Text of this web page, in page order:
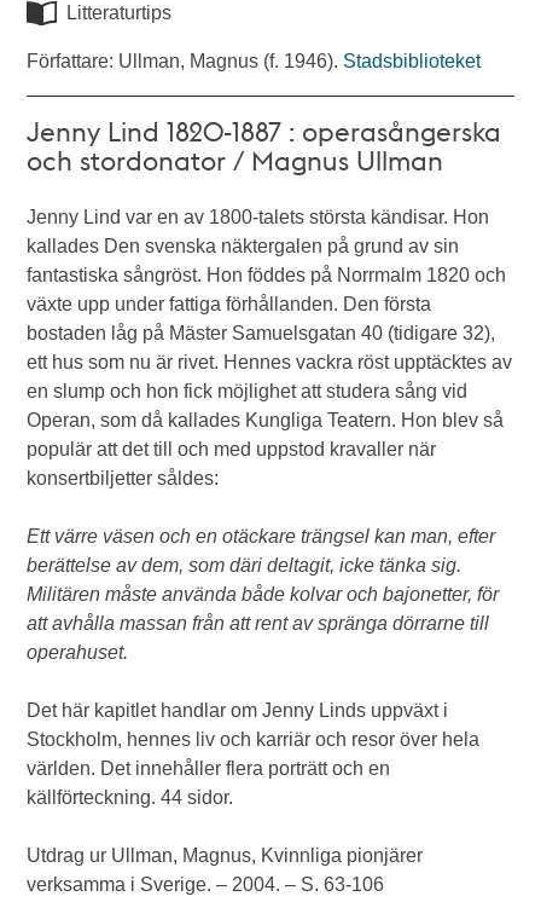
Litteraturtips
Författare: Ullman, Magnus (f. 1946). Stadsbiblioteket
Jenny Lind 1820-1887 : operasångerska
och stordonator / Magnus Ullman
Jenny Lind var en av 1800-talets största kändisar. Hon
kallades Den svenska näktergalen på grund av sin
fantastiska sångröst. Hon föddes på Norrmalm 1820 och
växte upp under fattiga förhållanden. Den första
bostaden låg på Mäster Samuelsgatan 40 (tidigare 32),
ett hus som nu är rivet. Hennes vackra röst upptäcktes av
en slump och hon fick möjlighet att studera sång vid
Operan, som då kallades Kungliga Teatern. Hon blev så
populär att det till och med uppstod kravaller när
konsertbiljetter såldes:
Ett värre väsen och en otäckare trängsel kan man, efter
berättelse av dem, som däri deltagit, icke tänka sig.
Militären måste använda både kolvar och bajonetter, för
att avhålla massan från att rent av spränga dörrarne till
operahuset.
Det här kapitlet handlar om Jenny Linds uppväxt i
Stockholm, hennes liv och karriär och resor över hela
världen. Det innehåller flera porträtt och en
källförteckning. 44 sidor.
Utdrag ur Ullman, Magnus, Kvinnliga pionjärer
verksamma i Sverige. – 2004. – S. 63-106